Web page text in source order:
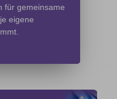
für gemeinsame
eigene